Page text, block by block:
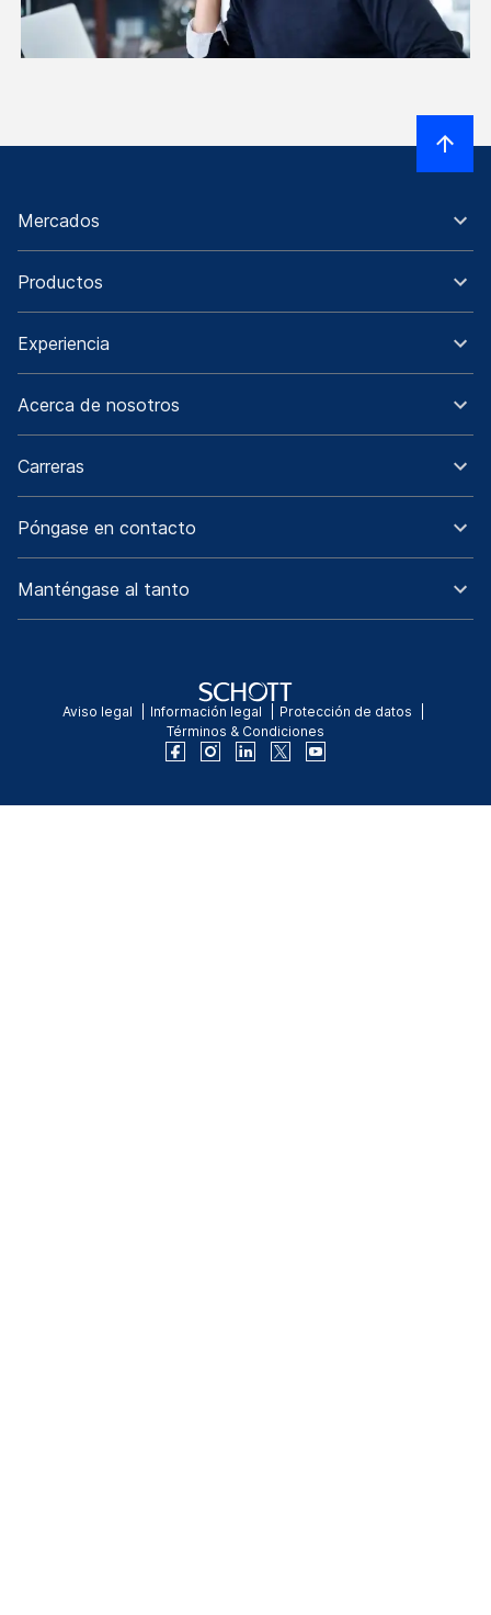
Mercados
Productos
Experiencia
Acerca de nosotros
Carreras
Póngase en contacto
Manténgase al tanto
Aviso legal Información legal
Protección de datos
Términos & Condiciones